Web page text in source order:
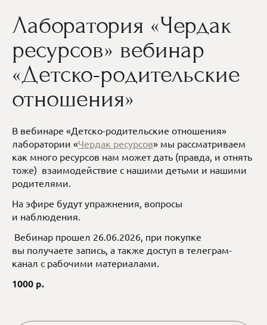
Лаборатория «Чердак
ресурсов» вебинар
«Детско-родительские
отношения»
В вебинаре «Детско-родительские отношения»
лаборатории «Чердак ресурсов» мы рассматриваем
как много ресурсов нам может дать (правда, и отнять
тоже) взаимодействие с нашими детьми и нашими
родителями.
На эфире будут упражнения, вопросы
и наблюдения.
Вебинар прошел 26.06.2026, при покупке
вы получаете запись, а также доступ в телеграм-
канал с рабочими материалами.
1000 р.